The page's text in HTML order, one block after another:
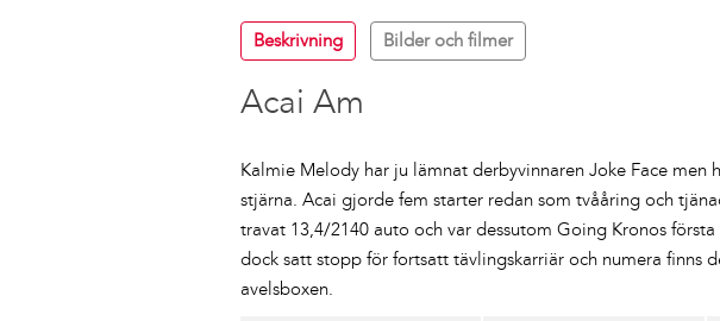
Beskrivning Bilder och filmer
Acai Am
Kalmie Melody har ju lämnat derbyvinnaren Joke Face men
stjärna. Acai gjorde fem starter redan som tvååring och
travat 13,4/2140 auto och var dessutom Going Kronos
dock satt stopp för fortsatt tävlingskarriär och numera finns
avelsboxen.